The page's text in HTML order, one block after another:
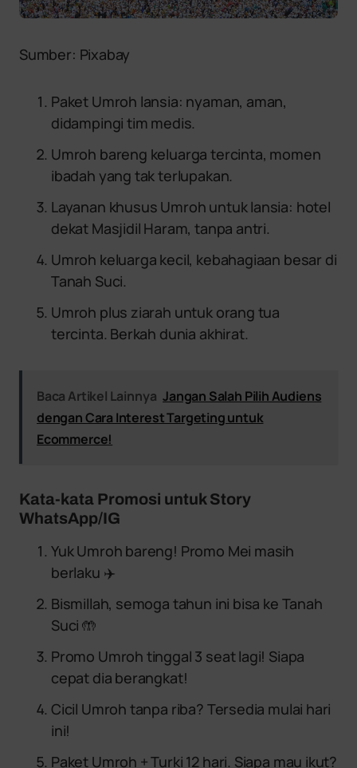
Sumber: Pixabay
Paket Umroh lansia: nyaman, aman,
didampingi tim medis.
Umroh bareng keluarga tercinta, momen
ibadah yang tak terlupakan.
Layanan khusus Umroh untuk lansia: hotel
dekat Masjidil Haram, tanpa antri.
Umroh keluarga kecil, kebahagiaan besar di
Tanah Suci.
Umroh plus ziarah untuk orang tua
tercinta. Berkah dunia akhirat.
Baca Artikel Lainnya Jangan Salah Pilih Audiens
dengan Cara Interest Targeting untuk
Ecommerce!
Kata-kata Promosi untuk Story
WhatsApp/IG
Yuk Umroh bareng! Promo Mei masih
berlaku ✈️
Bismillah, semoga tahun ini bisa ke Tanah
Suci 🤲
Promo Umroh tinggal 3 seat lagi! Siapa
cepat dia berangkat!
Cicil Umroh tanpa riba? Tersedia mulai hari
ini!
Paket Umroh + Turki 12 hari. Siapa mau ikut?